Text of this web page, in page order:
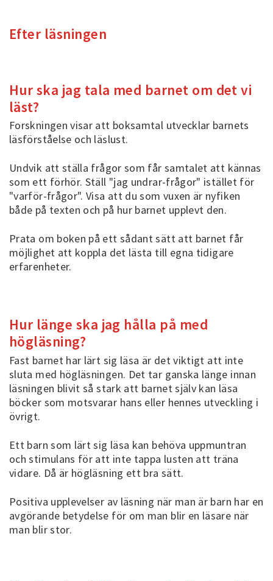
Efter läsningen
Hur ska jag tala med barnet om det vi
läst?
Forskningen visar att boksamtal utvecklar barnets
läsförståelse och läslust.
Undvik att ställa frågor som får samtalet att kännas
som ett förhör. Ställ "jag undrar-frågor" istället för
"varför-frågor". Visa att du som vuxen är nyfiken
både på texten och på hur barnet upplevt den.
Prata om boken på ett sådant sätt att barnet får
möjlighet att koppla det lästa till egna tidigare
erfarenheter.
Hur länge ska jag hålla på med
högläsning?
Fast barnet har lärt sig läsa är det viktigt att inte
sluta med högläsningen. Det tar ganska länge innan
läsningen blivit så stark att barnet själv kan läsa
böcker som motsvarar hans eller hennes utveckling i
övrigt.
Ett barn som lärt sig läsa kan behöva uppmuntran
och stimulans för att inte tappa lusten att träna
vidare. Då är högläsning ett bra sätt.
Positiva upplevelser av läsning när man är barn har en
avgörande betydelse för om man blir en läsare när
man blir stor.